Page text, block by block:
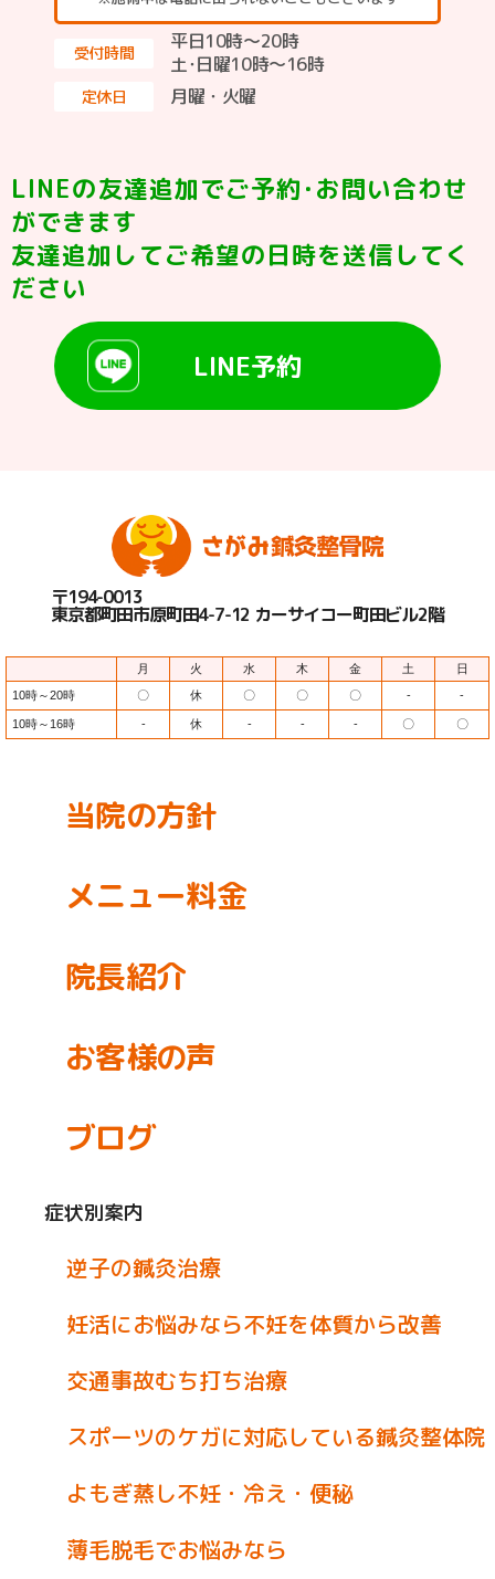
受付時間
平日10時～20時
土･日曜10時〜16時
定休日 月曜・火曜
LINEの友達追加でご予約･お問い合わせ
ができます
友達追加してご希望の日時を送信してく
ださい
LINE予約
〒194-0013
東京都町田市原町田4-7-12 カーサイコー町田ビル2階
月 火 水 木 金 土
日
10時～20時
〇 休 〇 〇 〇 - -
10時～16時 - 休 - - - 〇 〇
当院の方針
メニュー料金
院長紹介
お客様の声
ブログ
症状別案内
逆子の鍼灸治療
妊活にお悩みなら不妊を体質から改善
交通事故むち打ち治療
スポーツのケガに対応している鍼灸整体院
よもぎ蒸し不妊・冷え・便秘
薄毛脱毛でお悩みなら